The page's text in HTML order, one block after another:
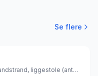
Se flere
afstand til stranden ca. 140 meter (sandstrand, liggestole (antal: 20) (gratis) , parasol (gratis) ), Grækenland